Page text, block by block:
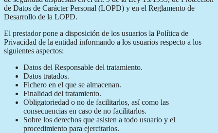
de Datos de Carácter Personal (LOPD) y en el Reglamento de
Desarrollo de la LOPD.
El prestador pone a disposición de los usuarios la Política de
Privacidad de la entidad informando a los usuarios respecto a los
siguientes aspectos:
Datos del Responsable del tratamiento.
Datos tratados.
Fichero en el que se almacenan.
Finalidad del tratamiento.
Obligatoriedad o no de facilitarlos, así como las
consecuencias en caso de no facilitarlos.
Sobre los derechos que asisten a todo usuario y el
procedimiento para ejercitarlos.